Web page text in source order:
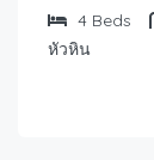
4 Beds
หัวหิน